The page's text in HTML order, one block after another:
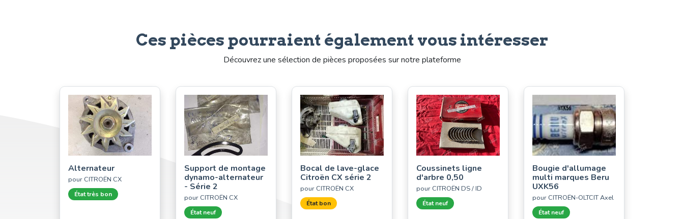
Ces pièces pourraient également vous intéresser
Découvrez une sélection de pièces proposées sur notre plateforme
Alternateur
pour CITROËN CX
État très bon
Support de montage
dynamo-alternateur
- Série 2
pour CITROËN CX
État neuf
Bocal de lave-glace
Citroën CX série 2
pour CITROËN CX
État bon
Coussinets ligne
d'arbre 0,50
pour CITROËN DS / ID
État neuf
Bougie d'allumage
multi marques Beru
UXK56
pour CITROËN-OLTCIT Axel
État neuf